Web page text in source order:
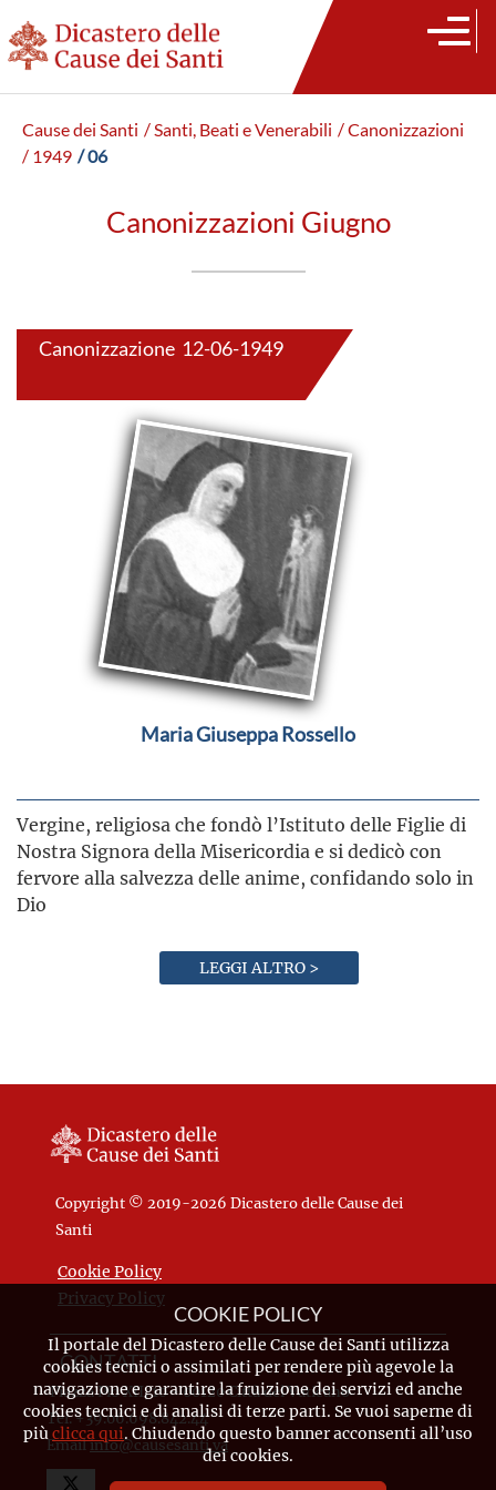
Cause dei Santi / Santi, Beati e Venerabili / Canonizzazioni
/ 1949 / 06
Canonizzazioni Giugno
Canonizzazione 12-06-1949
Maria Giuseppa Rossello
Vergine, religiosa che fondò l’Istituto delle Figlie di
Nostra Signora della Misericordia e si dedicò con
fervore alla salvezza delle anime, confidando solo in
Dio
LEGGI ALTRO >
Copyright © 2019-2026 Dicastero delle Cause dei
Santi
Cookie Policy
Privacy Policy
CONTATTI
Piazza Pio XII, 10 - 00120 Città del Vaticano
Tel. +39.06.698.842.44
Emailinfo@causesanti.va
COOKIE POLICY
Il portale del Dicastero delle Cause dei Santi utilizza
cookies tecnici o assimilati per rendere più agevole la
navigazione e garantire la fruizione dei servizi ed anche
cookies tecnici e di analisi di terze parti. Se vuoi saperne di
piùclicca qui. Chiudendo questo banner acconsenti all’uso
dei cookies.